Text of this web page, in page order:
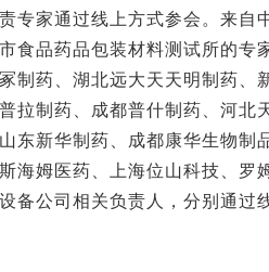
专家通过线上方式参会。 来自
食品药品包装材料测试所的专
制药、湖北远大天天明制药、
拉制药、成都普什制药、河北
东新华制药、成都康华生物制
海姆医药、上海位山科技、罗
备公司相关负责人，分别通过